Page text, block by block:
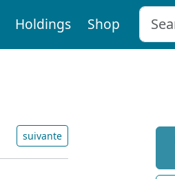
Holdings Shop
suivante